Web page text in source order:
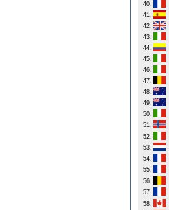
40.
41.
42.
43.
44.
45.
46.
47.
48.
49.
50.
51.
52.
53.
54.
55.
56.
57.
58.